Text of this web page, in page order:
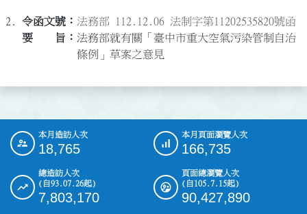
2.
法務部 112.12.06 法制字第11202535820號函
法務部就有關「臺中市重大空氣污染管制自治
條例」草案之意見
::: 本月造訪人次
18,765
本月頁面瀏覽人次
166,735
總造訪人次
(自93.07.26起)
7,803,170
頁面總瀏覽人次
(自105.7.15起)
90,427,890